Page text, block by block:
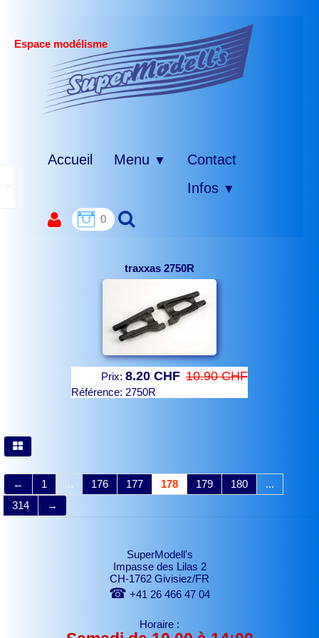
Espace modélisme
Accueil Menu ▼
Contact
Infos ▼
0
traxxas 2750R
Prix: 8.20 CHF 10.90 CHF
Référence: 2750R
← 1 ... 176 177 178 179 180
...
314
→
SuperModell's
Impasse des Lilas 2
CH-1762 Givisiez/FR
☎ +41 26 466 47 04
Horaire :